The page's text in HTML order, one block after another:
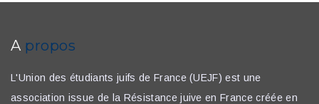
A propos
L'Union des étudiants juifs de France (UEJF) est une
association issue de la Résistance juive en France créée en